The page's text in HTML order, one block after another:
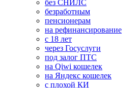
без СНИЛС
безработным
пенсионерам
на рефинансирование
с 18 лет
через Госуслуги
под залог ПТС
на Qiwi кошелек
на Яндекс кошелек
с плохой КИ